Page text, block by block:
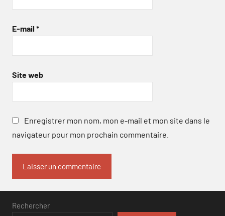
E-mail *
Site web
Enregistrer mon nom, mon e-mail et mon site dans le
navigateur pour mon prochain commentaire.
Rechercher